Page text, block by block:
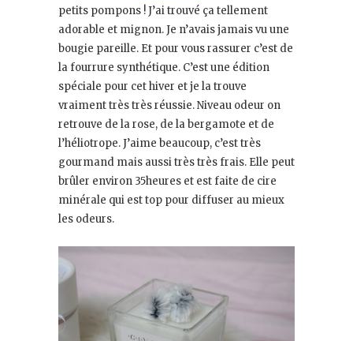
petits pompons ! J’ai trouvé ça tellement
adorable et mignon. Je n’avais jamais vu une
bougie pareille. Et pour vous rassurer c’est de
la fourrure synthétique. C’est une édition
spéciale pour cet hiver et je la trouve
vraiment très très réussie. Niveau odeur on
retrouve de la rose, de la bergamote et de
l’héliotrope. J’aime beaucoup, c’est très
gourmand mais aussi très très frais. Elle peut
brûler environ 35heures et est faite de cire
minérale qui est top pour diffuser au mieux
les odeurs.